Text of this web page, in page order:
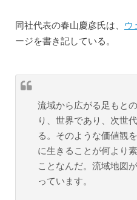
同社代表の春山慶彦氏は、 ウ
ージを書き記している。
流域から広がる足もと
り、世界であり、次世
る。そのような価値観
に生きることが何より
ことなんだ。流域地図
っています。